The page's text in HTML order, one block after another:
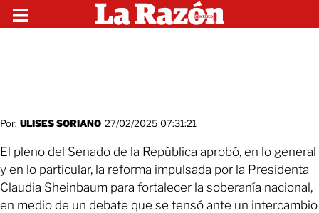
Por: ULISES SORIANO 27/02/2025 07:31:21
El pleno del Senado de la República aprobó, en lo general
y en lo particular, la reforma impulsada por la Presidenta
Claudia Sheinbaum para fortalecer la soberanía nacional,
en medio de un debate que se tensó ante un intercambio